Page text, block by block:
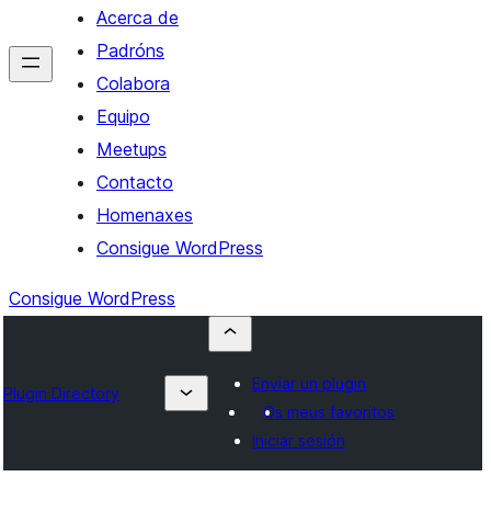
Acerca de
Padróns
Colabora
Equipo
Meetups
Contacto
Homenaxes
Consigue WordPress
Consigue WordPress
Plugin Directory
Enviar un plugin
Os meus favoritos
Iniciar sesión